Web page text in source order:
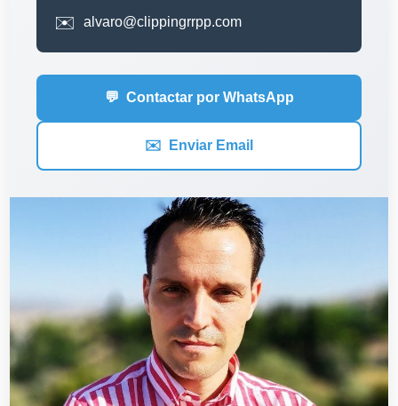
✉️ alvaro@clippingrrpp.com
💬 Contactar por WhatsApp
✉️ Enviar Email